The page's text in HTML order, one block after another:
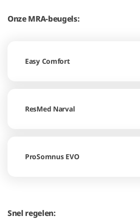
Onze MRA-beugels:
Easy Comfort
ResMed Narval
ProSomnus EVO
Snel regelen: